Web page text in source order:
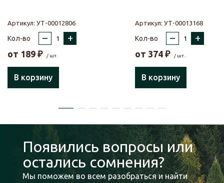
Артикул: УТ-00012806
Кол-во – +
от 189 ₽ / шт.
В корзину
Артикул: УТ-00013168
Кол-во – +
от 374 ₽ / шт.
В корзину
Появились вопросы или
остались сомнения?
Мы поможем во всем разобраться и найти